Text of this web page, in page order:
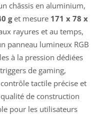
châssis en aluminium,
get mesure 171 x 78 x
rayures et au temps,
panneau lumineux RGB
à la pression dédiées
de gaming,
tactile précise et
de construction
pour les utilisateurs